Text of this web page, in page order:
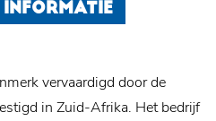
vervaardigd door de
in Zuid-Afrika. Het bedrijf